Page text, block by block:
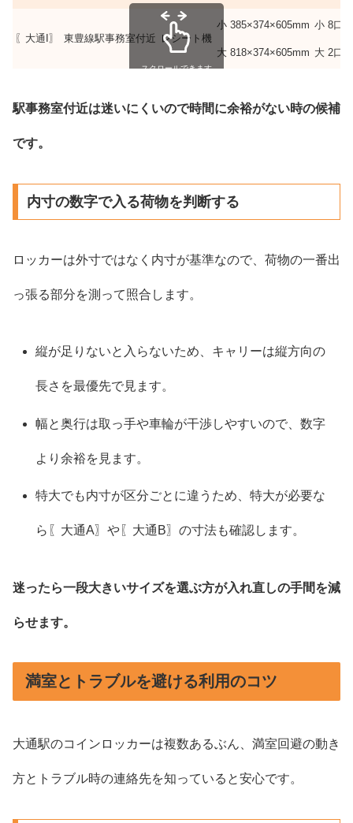
〖大通I〗 東豊線駅事務室付近 レシート機
小 385×374×605mm
大 818×374×605mm
小 8口
大 2口
スクロールできます
駅事務室付近は迷いにくいので時間に余裕がない時の候補
です。
内寸の数字で入る荷物を判断する
ロッカーは外寸ではなく内寸が基準なので、荷物の一番出
っ張る部分を測って照合します。
縦が足りないと入らないため、キャリーは縦方向の
長さを最優先で見ます。
幅と奥行は取っ手や車輪が干渉しやすいので、数字
より余裕を見ます。
特大でも内寸が区分ごとに違うため、特大が必要な
ら〖大通A〗や〖大通B〗の寸法も確認します。
迷ったら一段大きいサイズを選ぶ方が入れ直しの手間を減
らせます。
満室とトラブルを避ける利用のコツ
大通駅のコインロッカーは複数あるぶん、満室回避の動き
方とトラブル時の連絡先を知っていると安心です。